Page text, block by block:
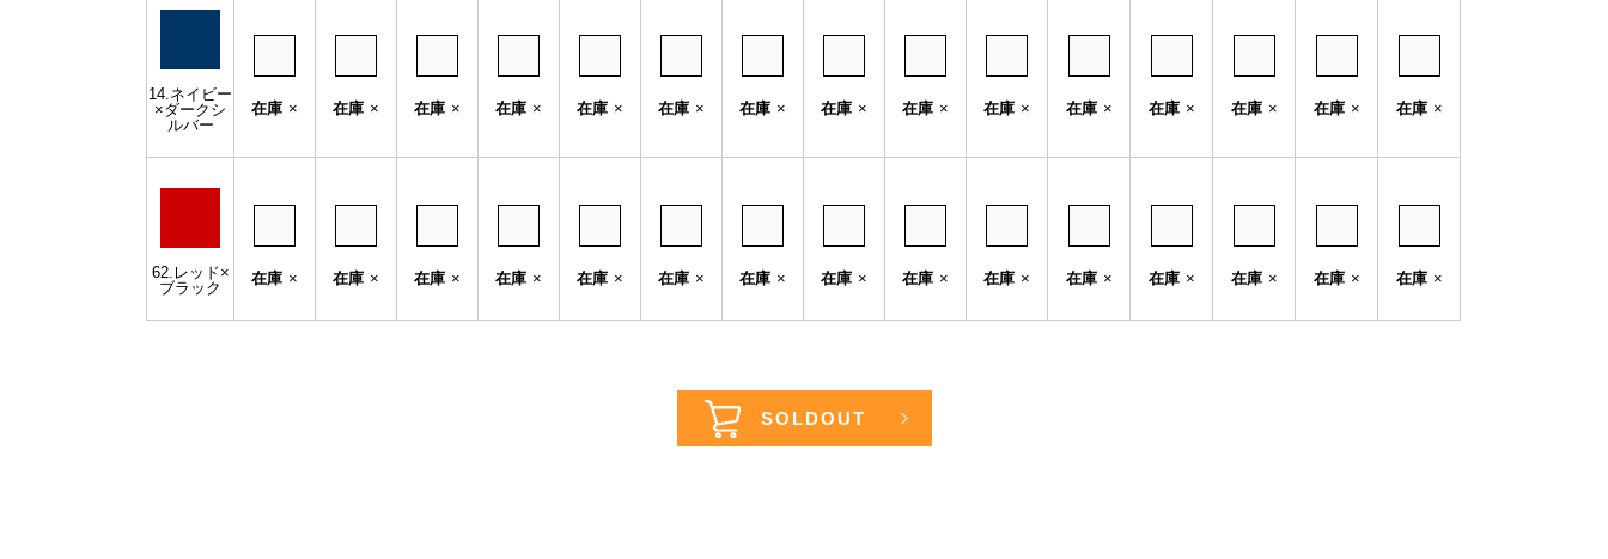
14.ネイビー
×ダークシ
ルバー
在庫 × 在庫 × 在庫 × 在庫 × 在庫 × 在庫 × 在庫 × 在庫 × 在庫 × 在庫 × 在庫 × 在庫 × 在庫 × 在庫 × 在庫 ×
62.レッド×
ブラック
在庫 × 在庫 × 在庫 × 在庫 × 在庫 × 在庫 × 在庫 × 在庫 × 在庫 × 在庫 × 在庫 × 在庫 × 在庫 × 在庫 × 在庫 ×